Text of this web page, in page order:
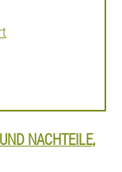
NACHTEILE,